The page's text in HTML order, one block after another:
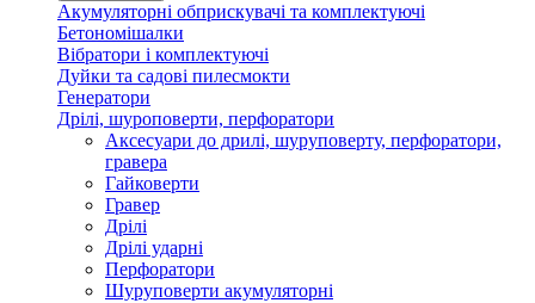
Акумуляторні обприскувачі та комплектуючі
Бетономішалки
Вібратори і комплектуючі
Дуйки та садові пилесмокти
Генератори
Дрілі, шуроповерти, перфоратори
Аксесуари до дрилі, шуруповерту, перфоратори,
гравера
Гайковерти
Гравер
Дрілі
Дрілі ударні
Перфоратори
Шуруповерти акумуляторні